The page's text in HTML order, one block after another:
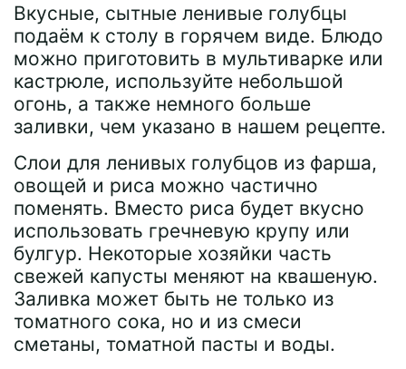
Вкусные, сытные ленивые голубцы
подаём к столу в горячем виде. Блюдо
можно приготовить в мультиварке или
кастрюле, используйте небольшой
огонь, а также немного больше
заливки, чем указано в нашем рецепте.
Слои для ленивых голубцов из фарша,
овощей и риса можно частично
поменять. Вместо риса будет вкусно
использовать гречневую крупу или
булгур. Некоторые хозяйки часть
свежей капусты меняют на квашеную.
Заливка может быть не только из
томатного сока, но и из смеси
сметаны, томатной пасты и воды.